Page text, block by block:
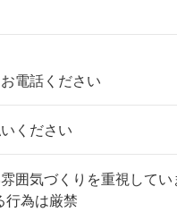
電話ください
ください
囲気づくりを重視してい
為は厳禁